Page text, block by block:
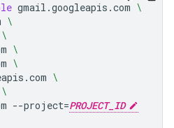
gmail.googleapis.com \
\
\
\
\
\
\
--project=PROJECT_ID